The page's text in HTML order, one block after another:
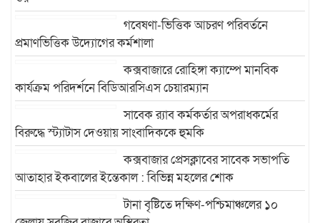
গবেষণা-ভিত্তিক আচরণ পরিবর্তনে
প্রমাণভিত্তিক উদ্যোগের কর্মশালা
কক্সবাজারে রোহিঙ্গা ক্যাম্পে মানবিক
কার্যক্রম পরিদর্শনে বিডিআরসিএস চেয়ারম্যান
সাবেক র‍্যাব কর্মকর্তার অপরাধকর্মের
বিরুদ্ধে স্ট্যাটাস দেওয়ায় সাংবাদিককে হুমকি
কক্সবাজার প্রেসক্লাবের সাবেক সভাপতি
আতাহার ইকবালের ইন্তেকাল : বিভিন্ন মহলের শোক
টানা বৃষ্টিতে দক্ষিণ-পশ্চিমাঞ্চলের ১০